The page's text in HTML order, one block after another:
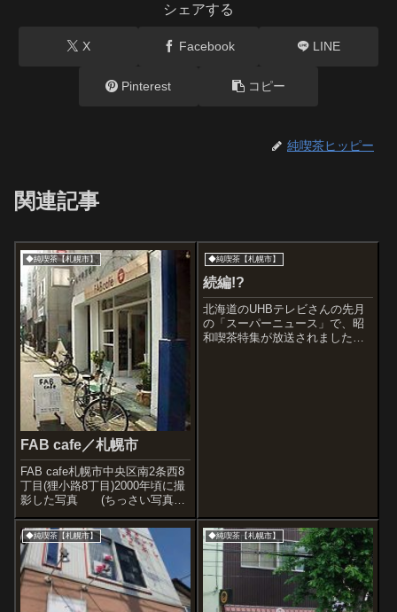
シェアする
X Facebook LINE
Pinterest コピー
純喫茶ヒッピー
関連記事
◆純喫茶【札幌市】
FAB cafe／札幌市
FAB cafe札幌市中央区南2条西8
丁目(狸小路8丁目)2000年頃に撮
影した写真 (ちっさい写真し
か手元になかっ
た)↓2009.102010.5FAB cafeさ
ん。狸小路のアーケードがなく
なった頃に見えてくる白を基調
とした喫茶。穴場...
◆純喫茶【札幌市】
続編!?
北海道のUHBテレビさんの先月
の「スーパーニュース」で、昭
和喫茶特集が放送されました
◆純喫茶【札幌市】 ◆純喫茶【札幌市】